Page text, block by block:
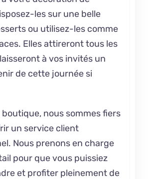
les sur une belle
ou utilisez-les comme
Elles attireront tous les
à vos invités un
de cette journée si
nous sommes fiers
un service client
Nous prenons en charge
pour que vous puissiez
et profiter pleinement de